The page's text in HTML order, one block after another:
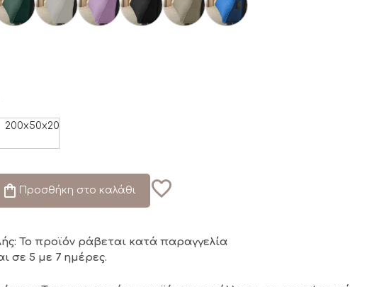
200x50x20
Προσθήκη στο καλάθι
Το προϊόν ράβεται κατά παραγγελία
σε 5 με 7 ημέρες.